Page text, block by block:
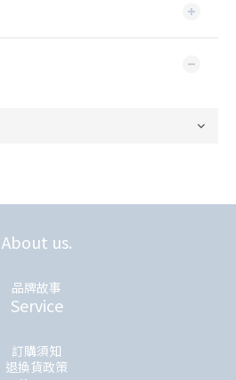
About us.
品牌故事
Service
訂購須知
退換貨政策